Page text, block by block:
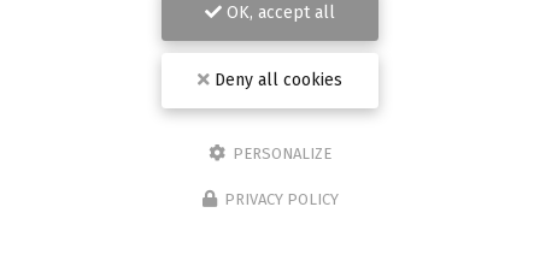
OK, accept all
Deny all cookies
PERSONALIZE
PRIVACY POLICY